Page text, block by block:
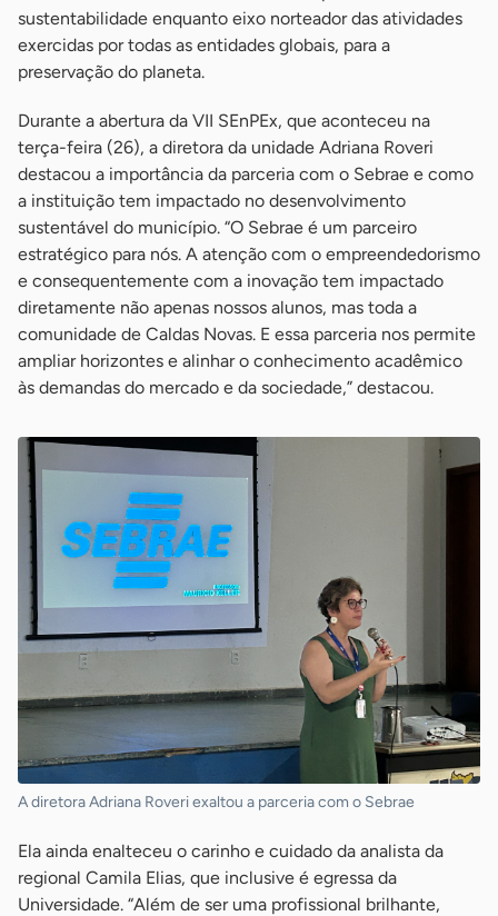
sustentabilidade enquanto eixo norteador das atividades
exercidas por todas as entidades globais, para a
preservação do planeta.
Durante a abertura da VII SEnPEx, que aconteceu na
terça-feira (26), a diretora da unidade Adriana Roveri
destacou a importância da parceria com o Sebrae e como
a instituição tem impactado no desenvolvimento
sustentável do município. “O Sebrae é um parceiro
estratégico para nós. A atenção com o empreendedorismo
e consequentemente com a inovação tem impactado
diretamente não apenas nossos alunos, mas toda a
comunidade de Caldas Novas. E essa parceria nos permite
ampliar horizontes e alinhar o conhecimento acadêmico
às demandas do mercado e da sociedade,” destacou.
A diretora Adriana Roveri exaltou a parceria com o Sebrae
Ela ainda enalteceu o carinho e cuidado da analista da
regional Camila Elias, que inclusive é egressa da
Universidade. “Além de ser uma profissional brilhante,